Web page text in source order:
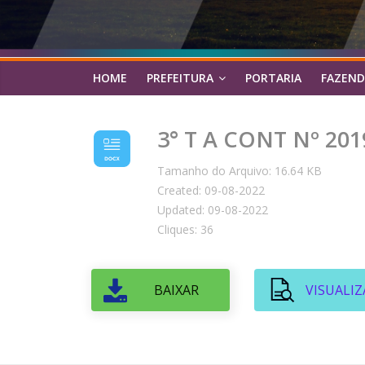
HOME PREFEITURA PORTARIA
3° T A CONT Nº
Tamanho do Arquivo: 16.64 KB
Created: 09-08-2022
Updated: 09-08-2022
Cliques: 36
BAIXAR